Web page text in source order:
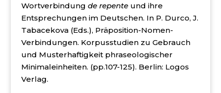
Wortverbindung de repenteund ihre
Entsprechungen im Deutschen. In P. Durco, J.
Tabacekova (Eds.), Präposition-Nomen-
Verbindungen. Korpusstudien zu Gebrauch
und Musterhaftigkeit phraseologischer
Minimaleinheiten. (pp.107-125). Berlin: Logos
Verlag.